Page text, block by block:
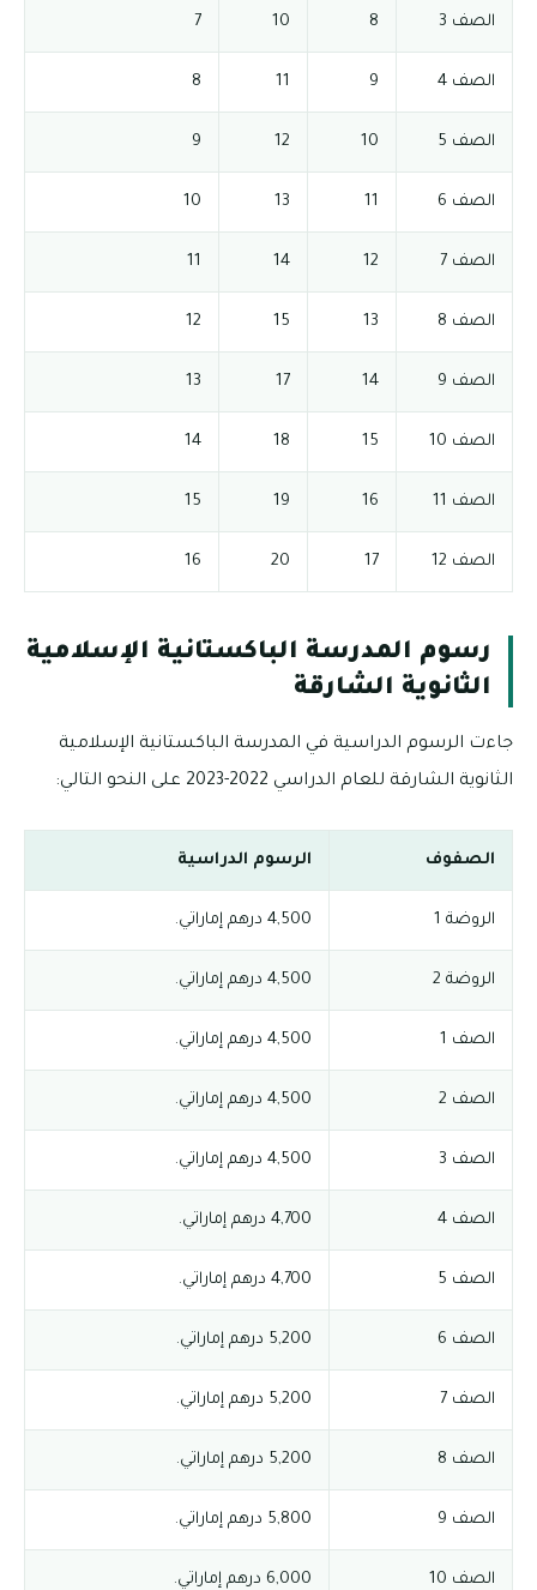
الصف 3 8
10
7
الصف 4 9
11
8
الصف 5 10
12
9
الصف 6 11
13
10
الصف 7 12
14
11
الصف 8 13
15
12
الصف 9 14
17
13
الصف 10 15
18
14
الصف 11 16
19
15
الصف 12 17
20
16
رسوم المدرسة الباكستانية الإسلامية
الثانوية الشارقة
جاءت الرسوم الدراسية في المدرسة الباكستانية الإسلامية
الثانوية الشارقة للعام الدراسي 2022-2023 على النحو التالي:
الصفوف الرسوم الدراسية
الروضة 1 4,500 درهم إماراتي.
الروضة 2 4,500 درهم إماراتي.
الصف 1 4,500 درهم إماراتي.
الصف 2 4,500 درهم إماراتي.
الصف 3 4,500 درهم إماراتي.
الصف 4 4,700 درهم إماراتي.
الصف 5 4,700 درهم إماراتي.
الصف 6 5,200 درهم إماراتي.
الصف 7 5,200 درهم إماراتي.
الصف 8 5,200 درهم إماراتي.
الصف 9 5,800 درهم إماراتي.
الصف 10 6,000 درهم إماراتي.